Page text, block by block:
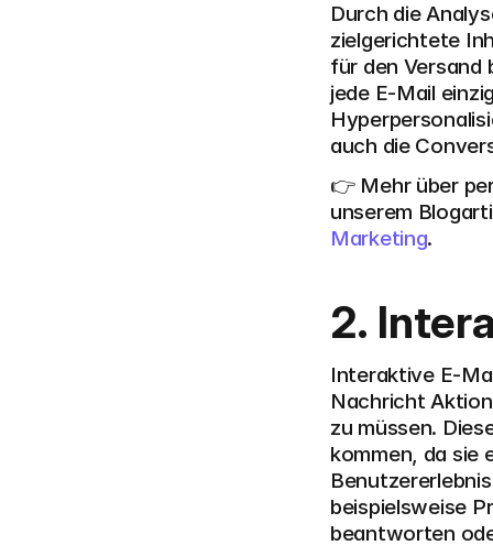
Durch die
zielgerichtete
für den Versand
jede E-Mail
auch die
👉 Mehr über
unserem
Marketing.
2.
Interaktive E-
Nachricht
zu müssen.
kommen, da sie
beispielsweise
beantworten